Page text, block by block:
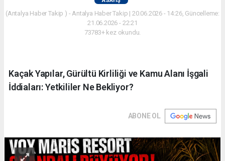
(Antalya Haber Takip ) - Antalya Haber Takip | 20.06.2026 - 14:26, Güncelleme:
21.06.2026 - 22:21
73783+ kez okundu.
Kaçak Yapılar, Gürültü Kirliliği ve Kamu Alanı İşgali
İddiaları: Yetkililer Ne Bekliyor?
ABONE OL